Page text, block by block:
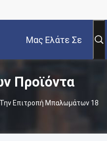
Μας Ελάτε Σε
Επαφή Με
Προϊόντα
Την Επιτροπή Μπαλωμάτων 18